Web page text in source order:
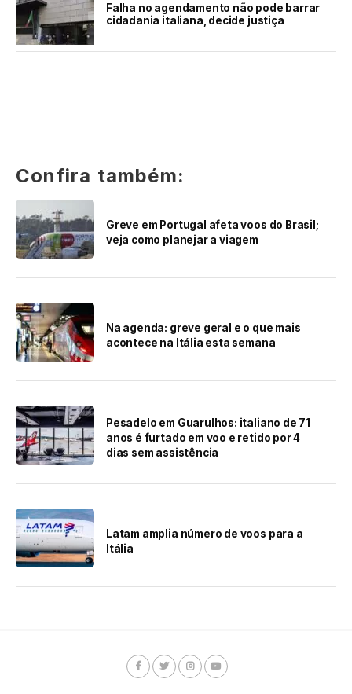
Falha no agendamento não pode barrar
cidadania italiana, decide justiça
Confira também:
Greve em Portugal afeta voos do Brasil;
veja como planejar a viagem
Na agenda: greve geral e o que mais
acontece na Itália esta semana
Pesadelo em Guarulhos: italiano de 71
anos é furtado em voo e retido por 4
dias sem assistência
Latam amplia número de voos para a
Itália